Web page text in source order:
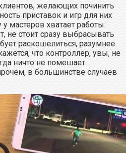
желающих починить
приставок и игр для них
мастеров хватает работы.
не стоит сразу выбрасывать
раскошелиться, разумнее
что контроллер, увы, не
ничто не помешает
в большинстве случаев